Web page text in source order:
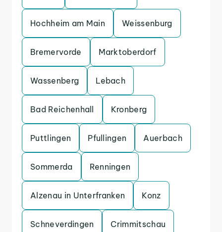
Hochheim am Main Weissenburg
Bremervorde Marktoberdorf
Wassenberg Lebach
Bad Reichenhall Kronberg
Puttlingen Pfullingen Auerbach
Sommerda Renningen
Alzenau in Unterfranken Konz
Schneverdingen Crimmitschau